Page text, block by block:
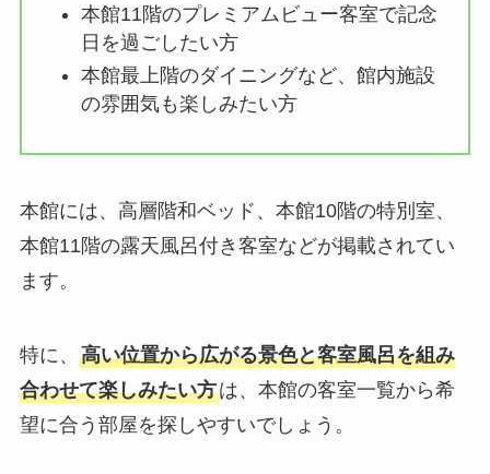
本館11階のプレミアムビュー客室で記念
日を過ごしたい方
本館最上階のダイニングなど、館内施設
の雰囲気も楽しみたい方
本館には、高層階和ベッド、本館10階の特別室、
本館11階の露天風呂付き客室などが掲載されてい
ます。
特に、 高い位置から広がる景色と客室風呂を組み
合わせて楽しみたい方は、本館の客室一覧から希
望に合う部屋を探しやすいでしょう。